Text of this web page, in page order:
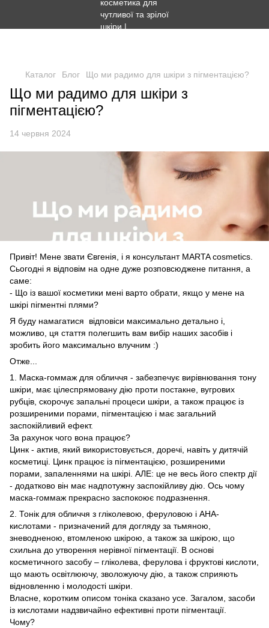
Каталог Блог Що ми радимо для шкіри з пігментацією?
Що ми радимо для шкіри з
пігментацією?
14 червня 2024
Привіт! Мене звати Євгенія, і я консультант MARTA cosmetics.
Сьогодні я відповім на одне дуже розповсюджене питання, а
саме:
- Що із вашої косметики мені варто обрати, якщо у мене на
шкірі пігментні плями?
Я буду намагатися відповіси максимально детально і,
можливо, ця стаття полегшить вам вибір наших засобів і
зробить його максимально влучним :)
Отже...
1. Маска-гоммаж для обличчя - забезпечує вирівнювання тону
шкіри, має цілеспрямовану дію проти постакне, вугрових
рубців, скорочує запальні процеси шкіри, а також працює із
розширеними порами, пігментацією і має загальний
заспокійливий ефект.
За рахунок чого вона працює?
Цинк - актив, який використовується, доречі, навіть у дитячій
косметиці. Цинк працює із пігментацією, розширеними
порами, запаленнями на шкірі. АЛЕ: це не весь його спектр дії
- додатково він має надпотужну заспокійливу дію. Ось чому
маска-гоммаж прекрасно заспокоює подразнення.
2. Тонік для обличчя з гліколевою, феруловою і АНА-
кислотами - призначений для догляду за тьмяною,
зневодненою, втомленою шкірою, а також за шкірою, що
схильна до утворення нерівної пігментації. В основі
косметичного засобу – гліколева, ферулова і фруктові кислоти,
що мають освітлюючу, зволожуючу дію, а також сприяють
відновленню і молодості шкіри.
Власне, коротким описом тоніка сказано усе. Загалом, засоби
із кислотами надзвичайно ефективні проти пігментації.
Чому?